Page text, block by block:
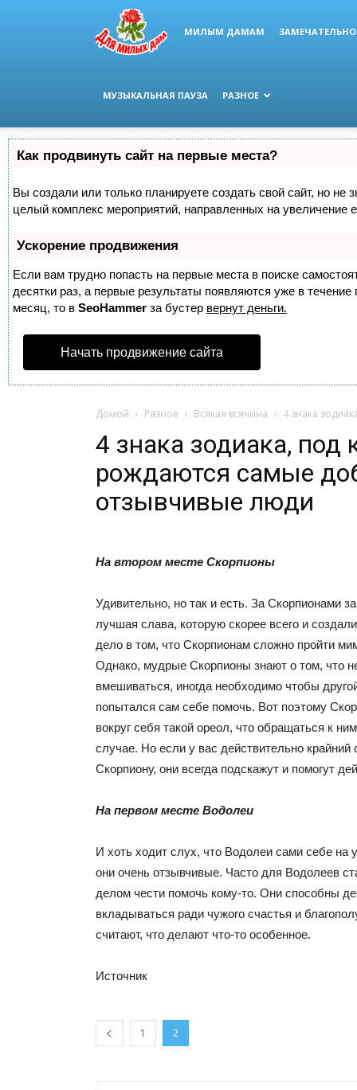
МИЛЫМ ДАМАМ
МУЗЫКАЛЬНАЯ ПАУЗА РАЗНОЕ
Как продвинуть сайт на первые места?
Вы создали или только планируете создать свой сайт, но не
целый комплекс мероприятий, направленных на увеличение
Ускорение продвижения
Если вам трудно попасть на первые места в поиске
десятки раз, а первые результаты появляются уже в
месяц, то в SeoHammer за бустер вернут деньги.
Начать продвижение сайта
Домой Разное Всякая всячина 4 знака
4 знака зодиака, под
рождаются самые
отзывчивые люди
На втором месте Скорпионы
Удивительно, но так и есть. За Скорпионами
лучшая слава, которую скорее всего и
дело в том, что Скорпионам сложно пройти
Однако, мудрые Скорпионы знают о том, что
вмешиваться, иногда необходимо чтобы
попытался сам себе помочь. Вот поэтому
вокруг себя такой ореол, что обращаться к
случае. Но если у вас действительно крайний
Скорпиону, они всегда подскажут и помогут
На первом месте Водолеи
И хоть ходит слух, что Водолеи сами себе на
они очень отзывчивые. Часто для Водолеев
делом чести помочь кому-то. Они способны
вкладываться ради чужого счастья и
считают, что делают что-то особенное.
Источник
1 2